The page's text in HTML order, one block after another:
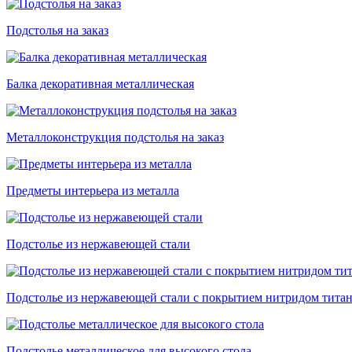
Подстолья на заказ
Балка декоративная металлическая
Металлоконструкция подстолья на заказ
Предметы интерьера из металла
Подстолье из нержавеющей стали
Подстолье из нержавеющей стали с покрытием нитридом